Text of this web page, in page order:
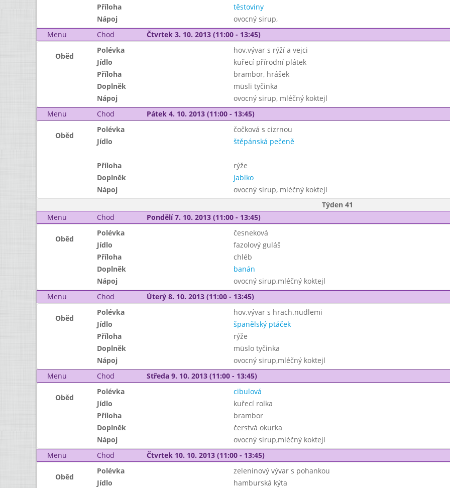
Příloha
těstoviny
Nápoj
ovocný sirup,
Menu
Chod Čtvrtek 3. 10. 2013 (11:00 - 13:45)
Oběd
Polévka
hov.vývar s rýží a vejci
Jídlo
kuřecí přírodní plátek
Příloha
brambor, hrášek
Doplněk
müsli tyčinka
Nápoj
ovocný sirup, mléčný koktejl
Menu
Chod Pátek 4. 10. 2013 (11:00 - 13:45)
Oběd
Polévka
čočková s cizrnou
Jídlo
štěpánská pečeně
Příloha
rýže
Doplněk
jablko
Nápoj
ovocný sirup, mléčný koktejl
Týden 41
Menu
Chod Pondělí 7. 10. 2013 (11:00 - 13:45)
Oběd
Polévka
česneková
Jídlo
fazolový guláš
Příloha
chléb
Doplněk
banán
Nápoj
ovocný sirup,mléčný koktejl
Menu
Chod Úterý 8. 10. 2013 (11:00 - 13:45)
Oběd
Polévka
hov.vývar s hrach.nudlemi
Jídlo
španělský ptáček
Příloha
rýže
Doplněk
müslo tyčinka
Nápoj
ovocný sirup,mléčný koktejl
Menu
Chod Středa 9. 10. 2013 (11:00 - 13:45)
Oběd
Polévka
cibulová
Jídlo
kuřecí rolka
Příloha
brambor
Doplněk
čerstvá okurka
Nápoj
ovocný sirup,mléčný koktejl
Menu
Chod Čtvrtek 10. 10. 2013 (11:00 - 13:45)
Oběd
Polévka
zeleninový vývar s pohankou
Jídlo
hamburská kýta